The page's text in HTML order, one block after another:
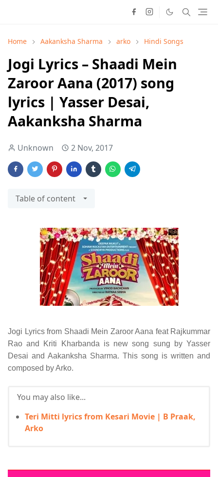
Home Aakanksha Sharma arko Hindi Songs
Jogi Lyrics – Shaadi Mein
Zaroor Aana (2017) song
lyrics | Yasser Desai,
Aakanksha Sharma
Unknown 2 Nov, 2017
Table of content
Jogi Lyrics from Shaadi Mein Zaroor Aana feat Rajkummar
Rao and Kriti Kharbanda is new song sung by Yasser
Desai and Aakanksha Sharma. This song is written and
composed by Arko.
You may also like...
Teri Mitti lyrics from Kesari Movie | B Praak,
Arko